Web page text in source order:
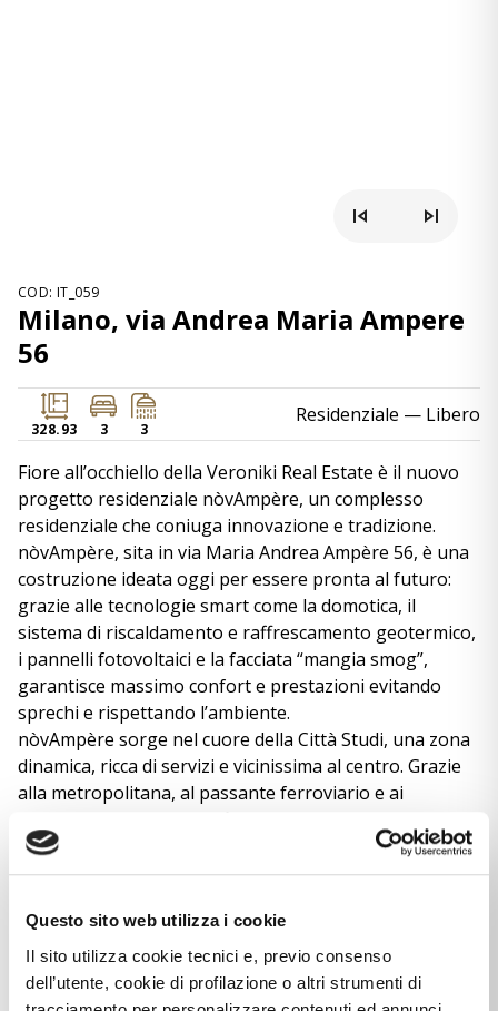
Questo sito web utilizza i cookie
Il sito utilizza cookie tecnici e, previo consenso
dell’utente, cookie di profilazione o altri strumenti di
COD: IT_059
Milano, via Andrea Maria Ampere
56
328.93 3 3
Residenziale — Libero
Fiore all’occhiello della Veroniki Real Estate è il nuovo
progetto residenziale nòvAmpère, un complesso
residenziale che coniuga innovazione e tradizione.
nòvAmpère, sita in via Maria Andrea Ampère 56, è una
costruzione ideata oggi per essere pronta al futuro:
grazie alle tecnologie smart come la domotica, il
sistema di riscaldamento e raffrescamento geotermico,
i pannelli fotovoltaici e la facciata “mangia smog”,
garantisce massimo confort e prestazioni evitando
sprechi e rispettando l’ambiente.
nòvAmpère sorge nel cuore della Città Studi, una zona
dinamica, ricca di servizi e vicinissima al centro. Grazie
alla metropolitana, al passante ferroviario e ai
al resto della città. Importanti sono i servizi esclusivi
che si trovano nelle aree comuni come la portineria
per i bimbi. Il parco privato di 4000 metri quadrati è
un’esclusiva oasi di relax che si può godere anche dal
proprio terrazzo.